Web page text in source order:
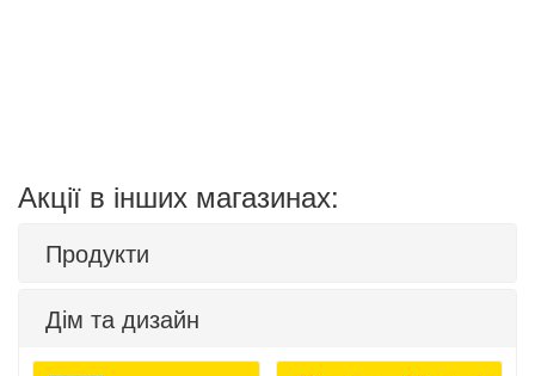
Акції в інших магазинах:
Продукти
Дім та дизайн